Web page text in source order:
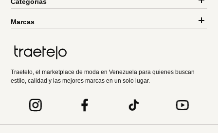
Marcas
Traetelo, el marketplace de moda en Venezuela para quienes buscan
estilo, calidad y las mejores marcas en un solo lugar.